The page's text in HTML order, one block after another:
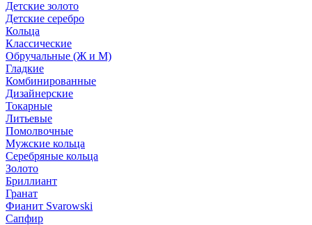
Детские золото
Детские серебро
Кольца
Классические
Обручальные (Ж и М)
Гладкие
Комбинированные
Дизайнерские
Токарные
Литьевые
Помолвочные
Мужские кольца
Серебряные кольца
Золото
Бриллиант
Гранат
Фианит Svarowski
Сапфир